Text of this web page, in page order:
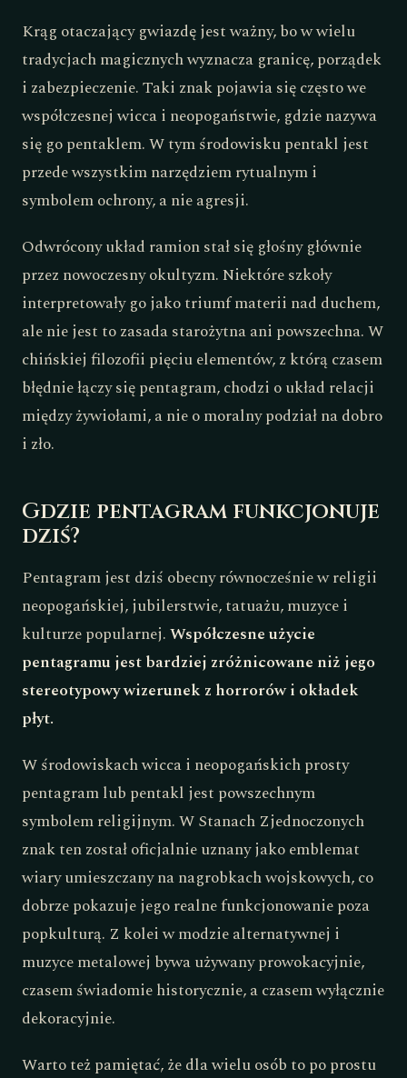
Krąg otaczający gwiazdę jest ważny, bo w wielu
tradycjach magicznych wyznacza granicę, porządek
i zabezpieczenie. Taki znak pojawia się często we
współczesnej wicca i neopogaństwie, gdzie nazywa
się go pentaklem. W tym środowisku pentakl jest
przede wszystkim narzędziem rytualnym i
symbolem ochrony, a nie agresji.
Odwrócony układ ramion stał się głośny głównie
przez nowoczesny okultyzm. Niektóre szkoły
interpretowały go jako triumf materii nad duchem,
ale nie jest to zasada starożytna ani powszechna. W
chińskiej filozofii pięciu elementów, z którą czasem
błędnie łączy się pentagram, chodzi o układ relacji
między żywiołami, a nie o moralny podział na dobro
i zło.
Gdzie pentagram funkcjonuje
dziś?
Pentagram jest dziś obecny równocześnie w religii
neopogańskiej, jubilerstwie, tatuażu, muzyce i
kulturze popularnej.Współczesne użycie
pentagramu jest bardziej zróżnicowane niż jego
stereotypowy wizerunek z horrorów i okładek
płyt.
W środowiskach wicca i neopogańskich prosty
pentagram lub pentakl jest powszechnym
symbolem religijnym. W Stanach Zjednoczonych
znak ten został oficjalnie uznany jako emblemat
wiary umieszczany na nagrobkach wojskowych, co
dobrze pokazuje jego realne funkcjonowanie poza
popkulturą. Z kolei w modzie alternatywnej i
muzyce metalowej bywa używany prowokacyjnie,
czasem świadomie historycznie, a czasem wyłącznie
dekoracyjnie.
Warto też pamiętać, że dla wielu osób to po prostu